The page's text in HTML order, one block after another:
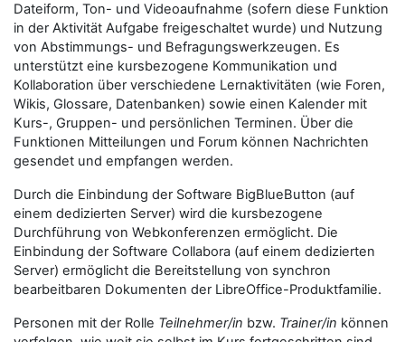
Dateiform, Ton- und Videoaufnahme (sofern diese Funktion
in der Aktivität Aufgabe freigeschaltet wurde) und Nutzung
von Abstimmungs- und Befragungswerkzeugen. Es
unterstützt eine kursbezogene Kommunikation und
Kollaboration über verschiedene Lernaktivitäten (wie Foren,
Wikis, Glossare, Datenbanken) sowie einen Kalender mit
Kurs-, Gruppen- und persönlichen Terminen. Über die
Funktionen Mitteilungen und Forum können Nachrichten
gesendet und empfangen werden.
Durch die Einbindung der Software BigBlueButton (auf
einem dedizierten Server) wird die kursbezogene
Durchführung von Webkonferenzen ermöglicht. Die
Einbindung der Software Collabora (auf einem dedizierten
Server) ermöglicht die Bereitstellung von synchron
bearbeitbaren Dokumenten der LibreOffice-Produktfamilie.
Personen mit der Rolle Teilnehmer/in bzw. Trainer/in können